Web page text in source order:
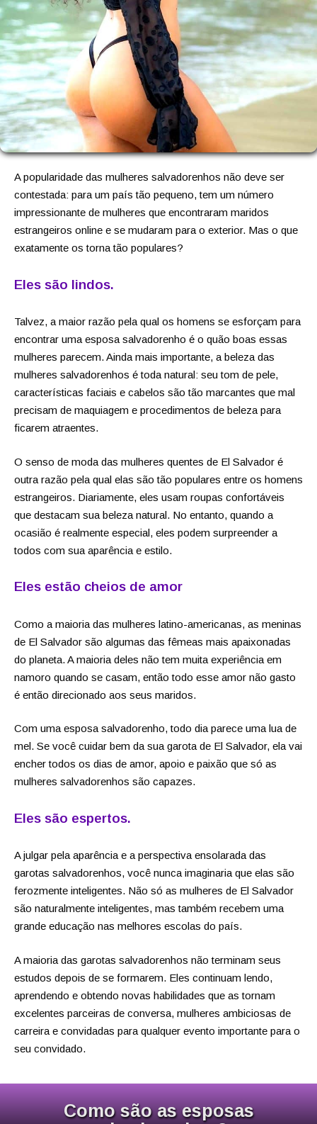
A popularidade das mulheres salvadorenhos não deve ser
contestada: para um país tão pequeno, tem um número
impressionante de mulheres que encontraram maridos
estrangeiros online e se mudaram para o exterior. Mas o que
exatamente os torna tão populares?
Eles são lindos.
Talvez, a maior razão pela qual os homens se esforçam para
encontrar uma esposa salvadorenho é o quão boas essas
mulheres parecem. Ainda mais importante, a beleza das
mulheres salvadorenhos é toda natural: seu tom de pele,
características faciais e cabelos são tão marcantes que mal
precisam de maquiagem e procedimentos de beleza para
ficarem atraentes.
O senso de moda das mulheres quentes de El Salvador é
outra razão pela qual elas são tão populares entre os homens
estrangeiros. Diariamente, eles usam roupas confortáveis
que destacam sua beleza natural. No entanto, quando a
ocasião é realmente especial, eles podem surpreender a
todos com sua aparência e estilo.
Eles estão cheios de amor
Como a maioria das mulheres latino-americanas, as meninas
de El Salvador são algumas das fêmeas mais apaixonadas
do planeta. A maioria deles não tem muita experiência em
namoro quando se casam, então todo esse amor não gasto
é então direcionado aos seus maridos.
Com uma esposa salvadorenho, todo dia parece uma lua de
mel. Se você cuidar bem da sua garota de El Salvador, ela vai
encher todos os dias de amor, apoio e paixão que só as
mulheres salvadorenhos são capazes.
Eles são espertos.
A julgar pela aparência e a perspectiva ensolarada das
garotas salvadorenhos, você nunca imaginaria que elas são
ferozmente inteligentes. Não só as mulheres de El Salvador
são naturalmente inteligentes, mas também recebem uma
grande educação nas melhores escolas do país.
A maioria das garotas salvadorenhos não terminam seus
estudos depois de se formarem. Eles continuam lendo,
aprendendo e obtendo novas habilidades que as tornam
excelentes parceiras de conversa, mulheres ambiciosas de
carreira e convidadas para qualquer evento importante para o
seu convidado.
Como são as esposas